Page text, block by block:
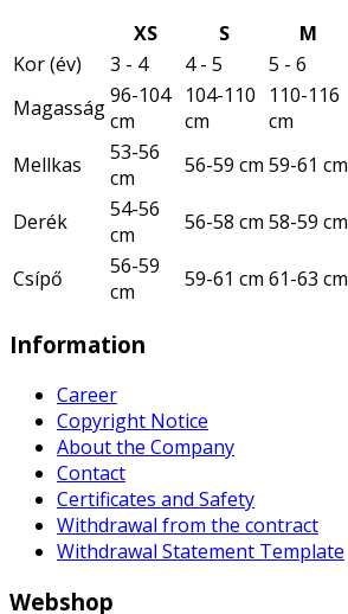
XS
S M
Kor (év)
3 - 4 4 - 5 5 - 6
Magasság96-104
cm
104-110
cm
110-116
cm
Mellkas
53-56
cm
56-59 cm 59-61 cm
Derék
54-56
cm
56-58 cm 58-59 cm
Csípő
56-59
cm
59-61 cm 61-63 cm
Information
Career
Copyright Notice
About the Company
Contact
Certificates and Safety
Withdrawal from the contract
Withdrawal Statement Template
Webshop